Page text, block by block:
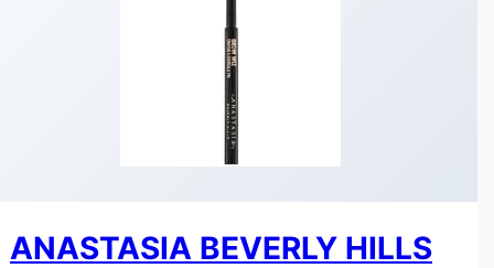
ANASTASIA BEVERLY HILLS